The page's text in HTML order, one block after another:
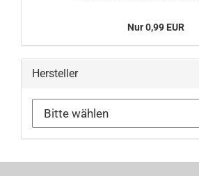
Nur 0,99 EUR
Hersteller